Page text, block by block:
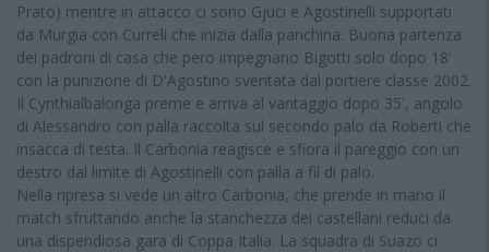
Prato) mentre in attacco ci sono Gjuci e Agostinelli supportati
da Murgia con Curreli che inizia dalla panchina. Buona partenza
dei padroni di casa che pero impegnano Bigotti solo dopo 18'
con la punizione di D'Agostino sventata dal portiere classe 2002.
Il Cynthialbalonga preme e arriva al vantaggio dopo 35', angolo
di Alessandro con palla raccolta sul secondo palo da Roberti che
insacca di testa. Il Carbonia reagisce e sfiora il pareggio con un
destro dal limite di Agostinelli con palla a fil di palo.
Nella ripresa si vede un altro Carbonia, che prende in mano il
match sfruttando anche la stanchezza dei castellani reduci da
una dispendiosa gara di Coppa Italia. La squadra di Suazo ci